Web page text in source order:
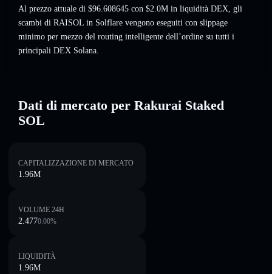
Al prezzo attuale di $96.608645 con $2.0M in liquidità DEX, gli
scambi di RAISOL in Solflare vengono eseguiti con slippage
minimo per mezzo del routing intelligente dell’ordine su tutti i
principali DEX Solana.
Dati di mercato per Rakurai Staked
SOL
CAPITALIZZAZIONE DI MERCATO
1.96M
VOLUME 24H
2.4770.00%
LIQUIDITÀ
1.96M